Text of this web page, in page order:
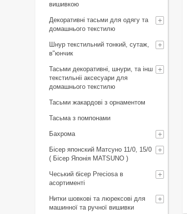
вишивкою
Декоративні тасьми для одягу та
домашнього текстилю
Шнур текстильний тонкий, сутаж,
в"юнчик
Тасьми декоративні, шнури, та інш
текстильніі аксесуари для
домашнього текстилю
Тасьми жакардові з орнаментом
Тасьма з помпонами
Бахрома
Бісер японский Матсуно 11/0, 15/0
( Бісер Японія MATSUNO )
Чеський бісер Preciosa в
асортименті
Нитки шовкові та люрексові для
машинної та ручної вишивки